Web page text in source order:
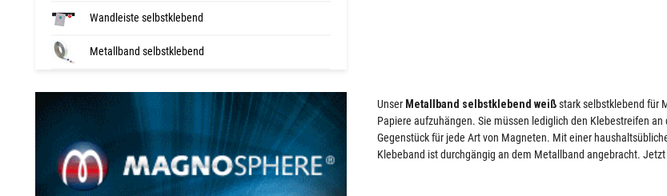
Wandleiste selbstklebend
Metallband selbstklebend
Unser Metallband selbstklebend weißstark selbstklebend für
Papiere aufzuhängen. Sie müssen lediglich den Klebestreifen
Gegenstück für jede Art von Magneten. Mit einer
Klebeband ist durchgängig an dem Metallband angebracht.